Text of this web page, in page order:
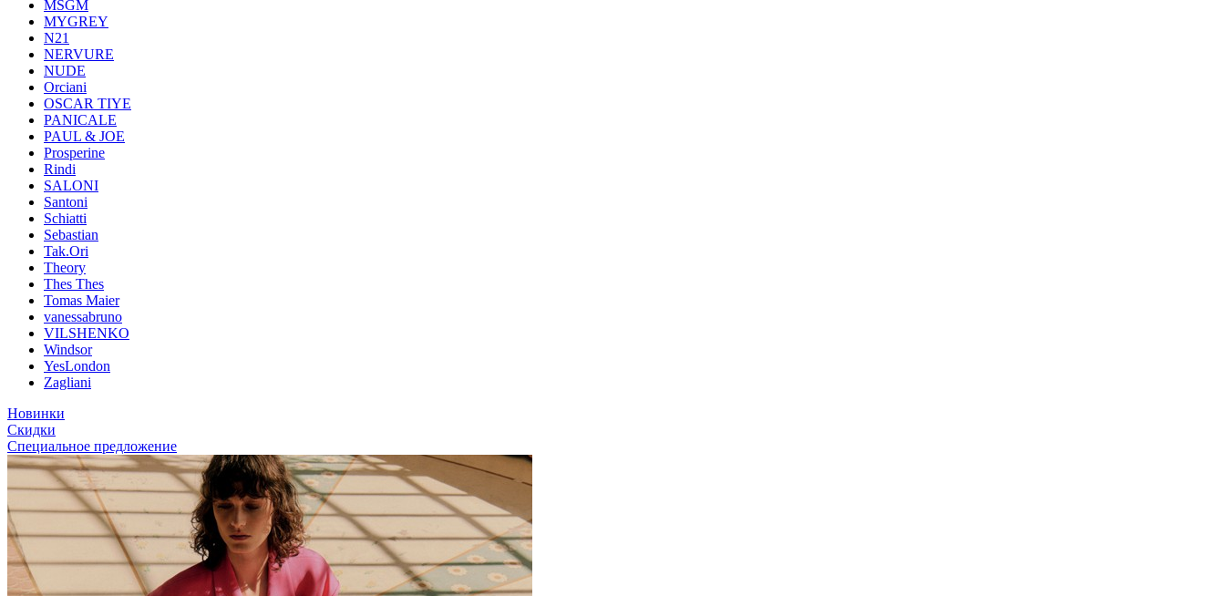
MSGM
MYGREY
N21
NERVURE
NUDE
Orciani
OSCAR TIYE
PANICALE
PAUL & JOE
Prosperine
Rindi
SALONI
Santoni
Schiatti
Sebastian
Tak.Ori
Theory
Thes Thes
Tomas Maier
vanessabruno
VILSHENKO
Windsor
YesLondon
Zagliani
Новинки
Скидки
Специальное предложение